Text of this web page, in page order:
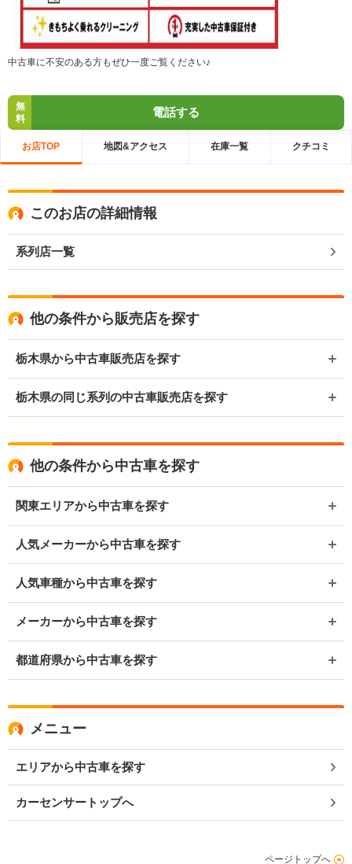
中古車に不安のある方もぜひ一度ご覧ください♪
無
料
電話する
お店TOP 地図&アクセス 在庫一覧 クチコミ
このお店の詳細情報
系列店一覧
他の条件から販売店を探す
栃木県から中古車販売店を探す
栃木県の同じ系列の中古車販売店を探す
他の条件から中古車を探す
関東エリアから中古車を探す
人気メーカーから中古車を探す
人気車種から中古車を探す
メーカーから中古車を探す
都道府県から中古車を探す
メニュー
エリアから中古車を探す
カーセンサートップへ
ページトップへ